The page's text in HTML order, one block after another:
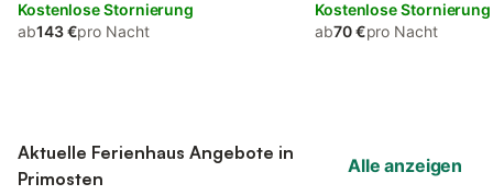
Kostenlose Stornierung
ab143 €pro Nacht
Kostenlose Stornierung
ab70 €pro Nacht
Aktuelle Ferienhaus Angebote in
Primosten
Alle anzeigen